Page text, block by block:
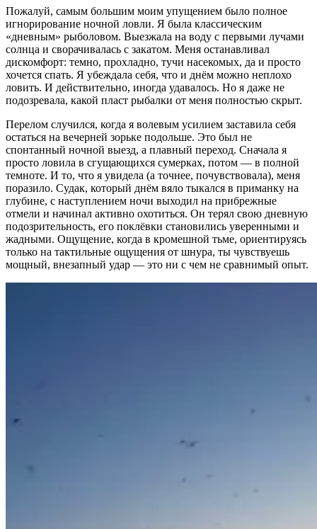
Пожалуй, самым большим моим упущением было полное
игнорирование ночной ловли. Я была классическим
«дневным» рыболовом. Выезжала на воду с первыми лучами
солнца и сворачивалась с закатом. Меня останавливал
дискомфорт: темно, прохладно, тучи насекомых, да и просто
хочется спать. Я убеждала себя, что и днём можно неплохо
ловить. И действительно, иногда удавалось. Но я даже не
подозревала, какой пласт рыбалки от меня полностью скрыт.
Перелом случился, когда я волевым усилием заставила себя
остаться на вечерней зорьке подольше. Это был не
спонтанный ночной выезд, а плавный переход. Сначала я
просто ловила в сгущающихся сумерках, потом — в полной
темноте. И то, что я увидела (а точнее, почувствовала), меня
поразило. Судак, который днём вяло тыкался в приманку на
глубине, с наступлением ночи выходил на прибрежные
отмели и начинал активно охотиться. Он терял свою дневную
подозрительность, его поклёвки становились уверенными и
жадными. Ощущение, когда в кромешной тьме, ориентируясь
только на тактильные ощущения от шнура, ты чувствуешь
мощный, внезапный удар — это ни с чем не сравнимый опыт.